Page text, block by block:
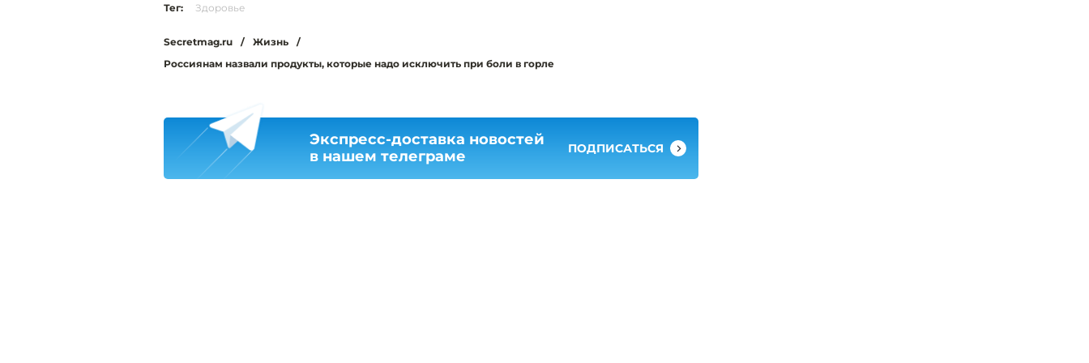
Тег: Здоровье
Secretmag.ru / Жизнь
/
Россиянам назвали продукты, которые надо исключить при боли в горле
Экспресс-доставка новостей
в нашем телеграме
ПОДПИСАТЬСЯ